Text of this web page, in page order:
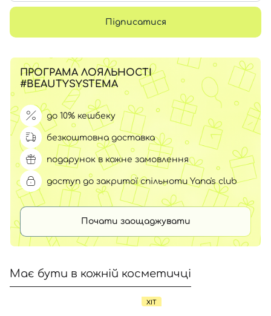
Підписатися
ПРОГРАМА ЛОЯЛЬНОСТІ
#BEAUTYSYSTEMA
до 10% кешбеку
безкоштовна доставка
подарунок в кожне замовлення
доступ до закритої спільноти Yana's club
Почати заощаджувати
Має бути в кожній косметичці
ХІТ